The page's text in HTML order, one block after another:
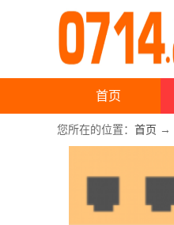
首页
您所在的位置： 首页 →